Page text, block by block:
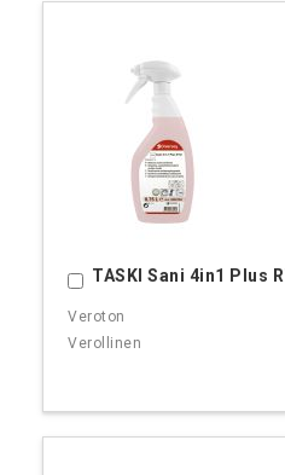
TASKI Sani 4in1 Plus
Ostoskoriin